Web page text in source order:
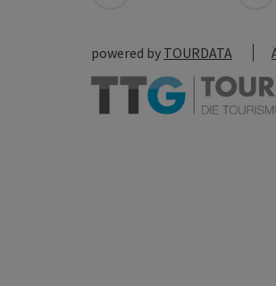
powered by TOURDATA